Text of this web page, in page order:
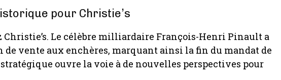
pour Christie’s
Le célèbre milliardaire François-Henri Pinault a
de vente aux enchères, marquant ainsi la fin du mandat de
ouvre la voie à de nouvelles perspectives pour